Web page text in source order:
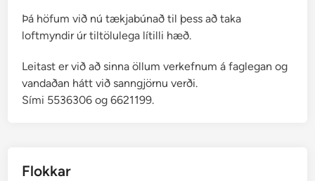
Þá höfum við nú tækjabúnað til þess að taka
loftmyndir úr tiltölulega lítilli hæð.
Leitast er við að sinna öllum verkefnum á faglegan og
vandaðan hátt við sanngjörnu verði.
Sími 5536306 og 6621199.
Flokkar